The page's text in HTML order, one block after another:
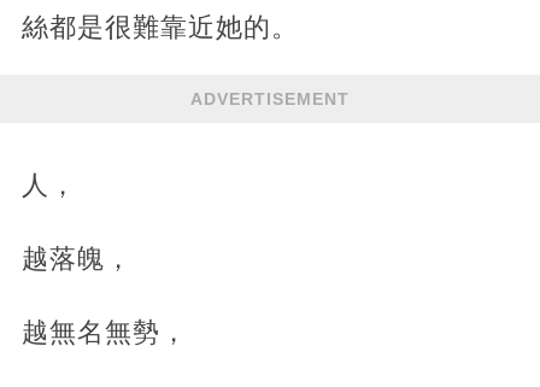
絲都是很難靠近她的。
ADVERTISEMENT
人，
越落魄，
越無名無勢，